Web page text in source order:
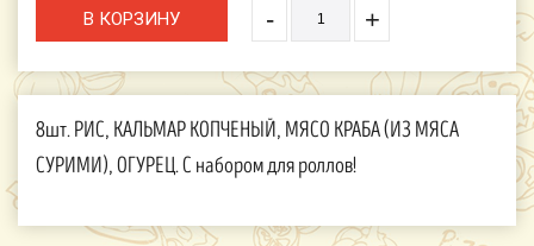
- +
8шт. РИС, КАЛЬМАР КОПЧЕНЫЙ, МЯСО КРАБА (ИЗ МЯСА
СУРИМИ), ОГУРЕЦ. С набором для роллов!